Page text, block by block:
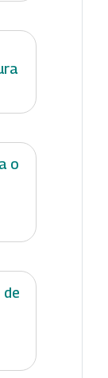
o
de